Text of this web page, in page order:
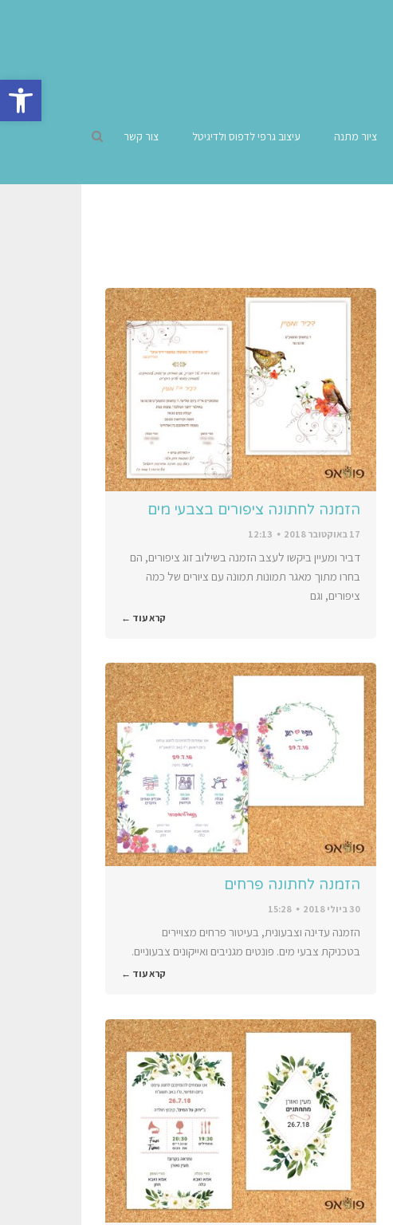
פתח
ציור מתנה עיצוב גרפי לדפוס ולדיגיטל צור קשר
הזמנה לחתונה ציפורים בצבעי מים
17 באוקטובר 2018 12:13
דביר ומעיין ביקשו לעצב הזמנה בשילוב זוג ציפורים, הם
בחרו מתוך מאגר תמונות תמונה עם ציורים של כמה
ציפורים, וגם
קרא עוד ←
הזמנה לחתונה פרחים
30 ביולי 2018 15:28
הזמנה עדינה וצבעונית, בעיטור פרחים מצויירים
בטכניקת צבעי מים. פונטים מגניבים ואייקונים צבעוניים.
קרא עוד ←